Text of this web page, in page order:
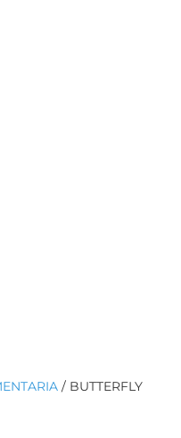
/ BUTTERFLY